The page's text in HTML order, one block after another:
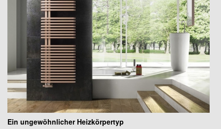
Ein ungewöhnlicher Heizkörpertyp